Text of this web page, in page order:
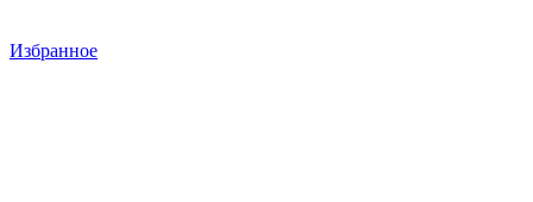
Избранное